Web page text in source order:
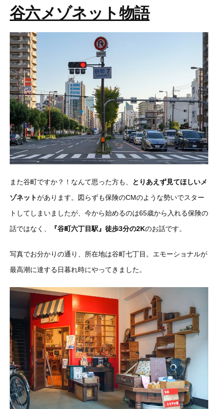
谷六メゾネット物語
また谷町ですか？！なんて思った方も、
とりあえず見てほしいメ
ゾネットがあります。図らずも保険のCMのような勢いでスター
トしてしまいましたが、今から始めるのは65歳から入れる保険の
話ではなく、
『谷町六丁目駅』徒歩3分の2Kのお話です。
写真でお分かりの通り、所在地は谷町七丁目。エモーショナルが
最高潮に達する日暮れ時にやってきました。